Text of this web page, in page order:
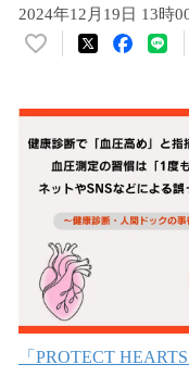
2024年12月19日 13時
い
！
数
を
読
み
中
で
す
「PROTECT